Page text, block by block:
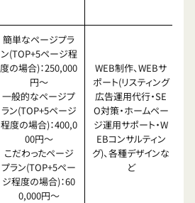
簡単なページプラ
ン(TOP+5ページ程
度の場合)：250,000
円〜
一般的なページプ
ラン(TOP+5ページ
程度の場合)：400,0
00円〜
こだわったページ
プラン(TOP+5ペー
ジ程度の場合)：60
0,000円〜
WEB制作、WEBサ
ポート(リスティング
広告運用代行・SE
O対策・ホームペー
ジ運用サポート・W
EBコンサルティン
グ)、各種デザインな
ど